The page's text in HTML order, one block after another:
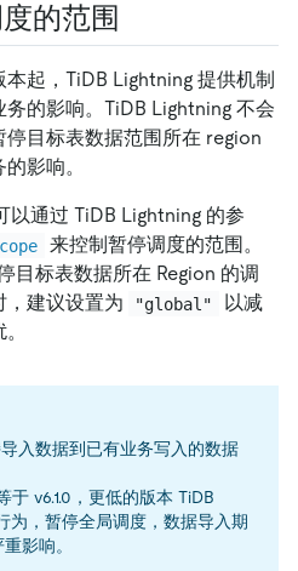
的范围
起，TiDB Lightning 提供机制
的影响。TiDB Lightning 不会
目标表数据范围所在 region
影响。
以通过 TiDB Lightning 的参
来控制暂停调度的范围。
目标表数据所在 Region 的调
，建议设置为
"global"
以减
入数据到已有业务写入的数据
于 v6.1.0，更低的版本 TiDB
为，暂停全局调度，数据导入期
影响。